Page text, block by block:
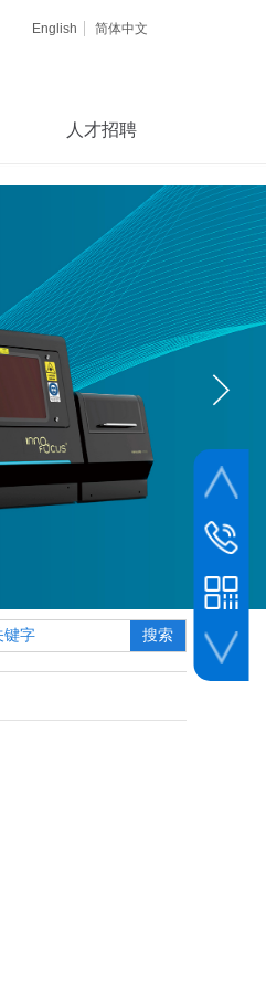
搜索
English 简体中文
人才招聘
销售客服
销售专线
公司传真
010-